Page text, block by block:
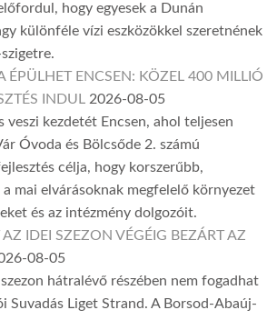
hogy egyesek a Dunán
különféle vízi eszközökkel szeretnének
ÉPÜLHET ENCSEN: KÖZEL 400 MILLIÓ
INDUL 2026-08-05
veszi kezdetét Encsen, ahol teljesen
Óvoda és Bölcsőde 2. számú
célja, hogy korszerűbb,
a mai elvárásoknak megfelelő környezet
és az intézmény dolgozóit.
AZ IDEI SZEZON VÉGÉIG BEZÁRT AZ
08-05
hátralévő részében nem fogadhat
Suvadás Liget Strand. A Borsod-Abaúj-